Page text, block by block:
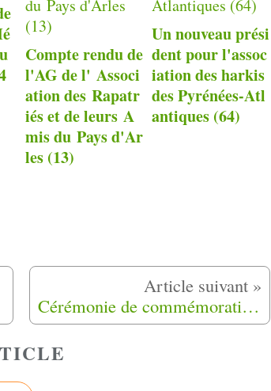
Compte rendu de
l'AG de l' Associ
ation des Rapatr
iés et de leurs A
mis du Pays d'Ar
les (13)
Un nouveau prési
dent pour l'assoc
iation des harkis
des Pyrénées-Atl
antiques (64)
Cérémonie de commémoration et du dévoilement d'une plaque le 25 Septembre 2017 à Gonfaron (83)